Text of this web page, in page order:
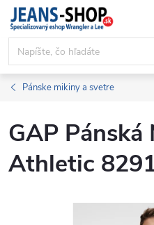
Prejsť
obsah
Pánske mikiny a svetre
GAP Pánská
Athletic